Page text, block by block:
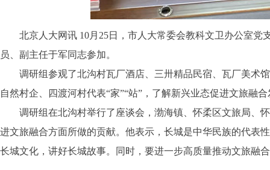
北京人大网讯 10月25日，市人大常委会教科文卫办公室党
员、副主任于军同志参加。
调研组参观了北沟村瓦厂酒店、三卅精品民宿、瓦厂美术馆
自然村企、四渡河村代表“家”“站”，了解新兴业态促进文旅融
调研组在北沟村举行了座谈会，渤海镇、怀柔区文旅局、怀
进文旅融合方面所做的贡献。他表示，长城是中华民族的代表
长城文化，讲好长城故事。同时，要进一步高质量推动文旅融